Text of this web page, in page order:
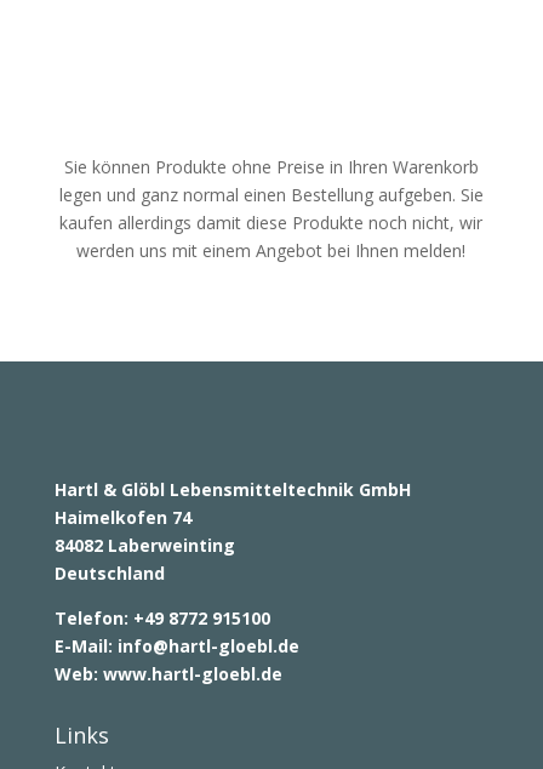
Sie können Produkte ohne Preise in Ihren Warenkorb
legen und ganz normal einen Bestellung aufgeben. Sie
kaufen allerdings damit diese Produkte noch nicht, wir
werden uns mit einem Angebot bei Ihnen melden!
Hartl & Glöbl Lebensmitteltechnik GmbH
Haimelkofen 74
84082 Laberweinting
Deutschland
Telefon: +49 8772 915100
E-Mail: info@hartl-gloebl.de
Web: www.hartl-gloebl.de
Links